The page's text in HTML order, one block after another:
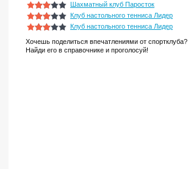
Шахматный клуб Паросток
Клуб настольного тенниса Лидер
Клуб настольного тенниса Лидер
Хочешь поделиться впечатлениями от спортклуба?
Найди его в справочнике и проголосуй!